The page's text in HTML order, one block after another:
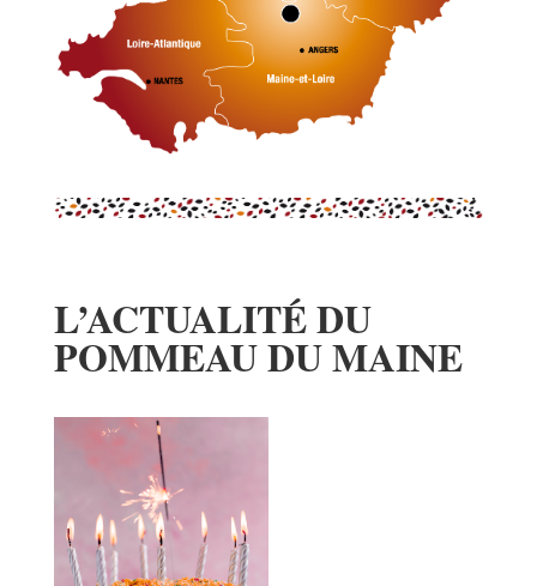
L’ACTUALITÉ DU
POMMEAU DU MAINE